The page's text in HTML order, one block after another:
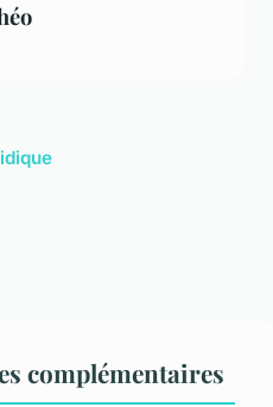
complémentaires